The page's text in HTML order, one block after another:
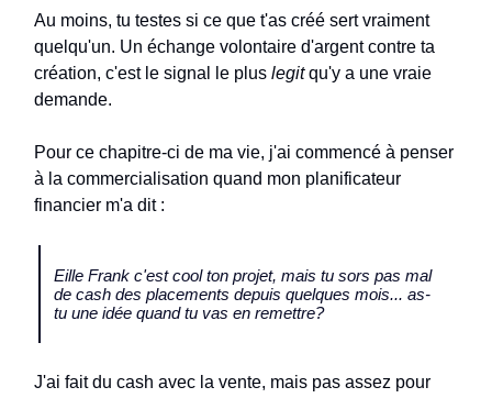
Au moins, tu testes si ce que t'as créé sert vraiment
quelqu'un. Un échange volontaire d'argent contre ta
création, c'est le signal le plus legitqu'y a une vraie
demande.
Pour ce chapitre-ci de ma vie, j'ai commencé à penser
à la commercialisation quand mon planificateur
financier m'a dit :
Eille Frank c'est cool ton projet, mais tu sors pas mal
de cash des placements depuis quelques mois... as-
tu une idée quand tu vas en remettre?
J'ai fait du cash avec la vente, mais pas assez pour